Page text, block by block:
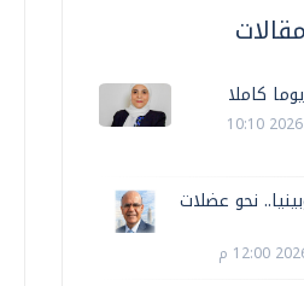
مقالات
كاملا
الخميس، 06 اغسطس 2026 10:10
نحو عضلات